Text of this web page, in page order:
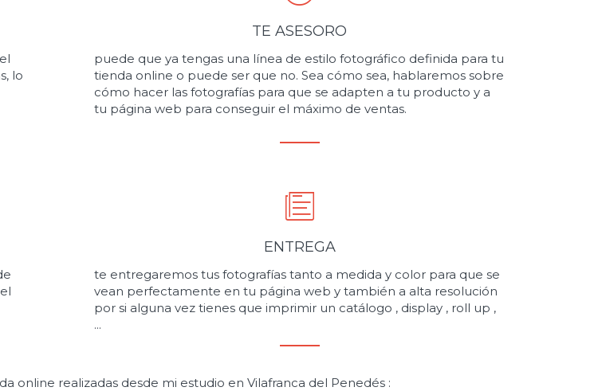
lo
TE ASESORO
puede que ya tengas una línea de estilo fotográfico definida para tu
tienda online o puede ser que no. Sea cómo sea, hablaremos sobre
cómo hacer las fotografías para que se adapten a tu producto y a
tu página web para conseguir el máximo de ventas.
ENTREGA
te entregaremos tus fotografías tanto a medida y color para que se
vean perfectamente en tu página web y también a alta resolución
por si alguna vez tienes que imprimir un catálogo , display , roll up ,
...
online realizadas desde mi estudio en Vilafranca del Penedés :